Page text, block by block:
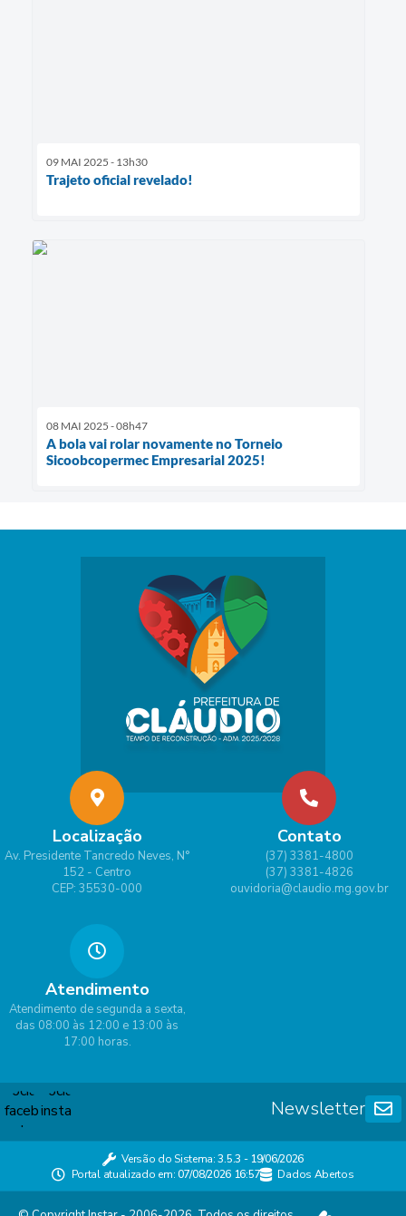
09 MAI 2025 - 13h30
Trajeto oficial revelado!
08 MAI 2025 - 08h47
A bola vai rolar novamente no Torneio
Sicoobcopermec Empresarial 2025!
Localização
Av. Presidente Tancredo Neves, N°
152 - Centro
CEP: 35530-000
Contato
(37) 3381-4800
(37) 3381-4826
ouvidoria@claudio.mg.gov.br
Atendimento
Atendimento de segunda a sexta,
das 08:00 às 12:00 e 13:00 às
17:00 horas.
Newsletter
Versão do Sistema:3.5.3 - 19/06/2026
Portal atualizado em:07/08/2026 16:57 Dados Abertos